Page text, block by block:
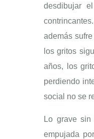
desdibujar
además
los gritos
años, los
perdiendo
social no se
Lo grave
empujada